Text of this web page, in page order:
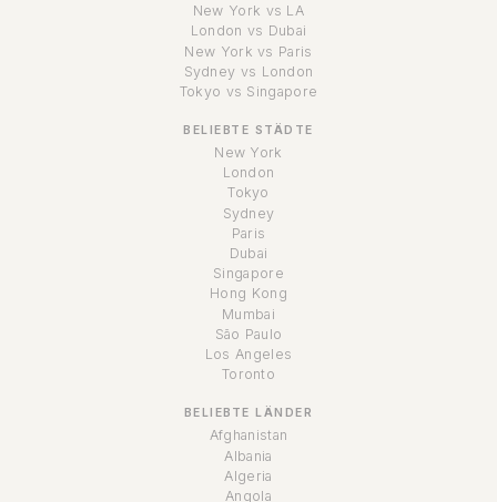
New York vs LA
London vs Dubai
New York vs Paris
Sydney vs London
Tokyo vs Singapore
BELIEBTE STÄDTE
New York
London
Tokyo
Sydney
Paris
Dubai
Singapore
Hong Kong
Mumbai
São Paulo
Los Angeles
Toronto
BELIEBTE LÄNDER
Afghanistan
Albania
Algeria
Angola